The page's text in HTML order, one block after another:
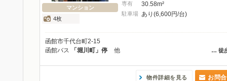
マンション
4枚
専有 30.58m²
駐車場 あり(6,600円/台)
函館市千代台町2-15
… 徒
函館バス 「堀川町」停 他
物件詳細を見る お問